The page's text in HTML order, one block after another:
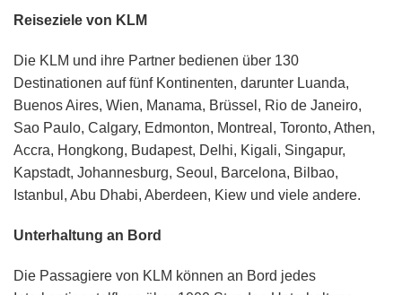
Reiseziele von KLM
Die KLM und ihre Partner bedienen über 130
Destinationen auf fünf Kontinenten, darunter Luanda,
Buenos Aires, Wien, Manama, Brüssel, Rio de Janeiro,
Sao Paulo, Calgary, Edmonton, Montreal, Toronto, Athen,
Accra, Hongkong, Budapest, Delhi, Kigali, Singapur,
Kapstadt, Johannesburg, Seoul, Barcelona, Bilbao,
Istanbul, Abu Dhabi, Aberdeen, Kiew und viele andere.
Unterhaltung an Bord
Die Passagiere von KLM können an Bord jedes